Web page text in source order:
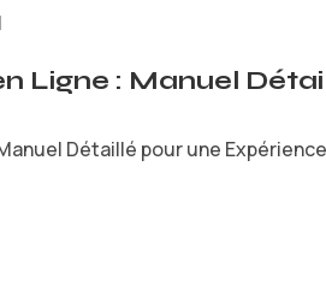
Ligne : Manuel
Détaillé pour une